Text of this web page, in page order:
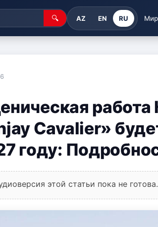
🔍 AZ EN RU Мир
работа
Cavalier»
году:
этой статьи пока не готова.